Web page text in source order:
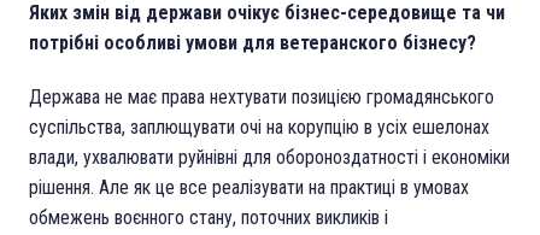
Яких змін від держави очікує бізнес-середовище та чи
потрібні особливі умови для ветеранского бізнесу?
Держава не має права нехтувати позицією громадянського
суспільства, заплющувати очі на корупцію в усіх ешелонах
влади, ухвалювати руйнівні для обороноздатності і економіки
рішення. Але як це все реалізувати на практиці в умовах
обмежень воєнного стану, поточних викликів і